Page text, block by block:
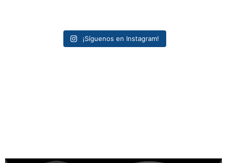
¡Síguenos en Instagram!